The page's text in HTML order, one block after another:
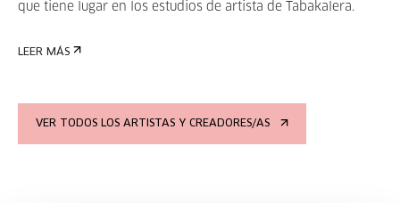
que tiene lugar en los estudios de artista de Tabakalera.
LEER MÁS
VER TODOS LOS ARTISTAS Y CREADORES/AS